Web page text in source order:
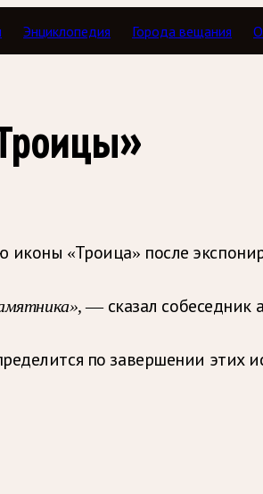
Энциклопедия Города вещания
«Троица» после
, — сказал собеседник
по завершении этих